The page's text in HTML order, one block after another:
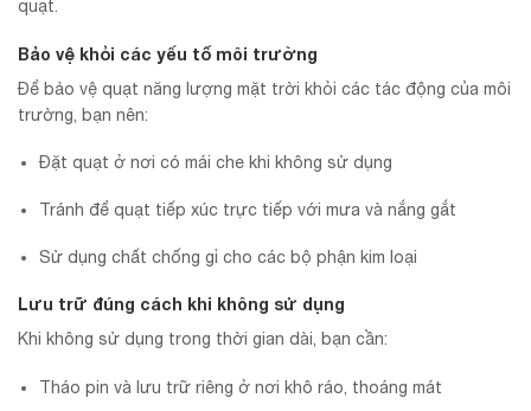
quạt.
Bảo vệ khỏi các yếu tố môi trường
Để bảo vệ quạt năng lượng mặt trời khỏi các tác động của môi
trường, bạn nên:
Đặt quạt ở nơi có mái che khi không sử dụng
Tránh để quạt tiếp xúc trực tiếp với mưa và nắng gắt
Sử dụng chất chống gỉ cho các bộ phận kim loại
Lưu trữ đúng cách khi không sử dụng
Khi không sử dụng trong thời gian dài, bạn cần:
Tháo pin và lưu trữ riêng ở nơi khô ráo, thoáng mát